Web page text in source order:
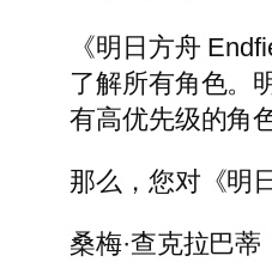
《明日方舟
了解所有角色。
有高优先级的角
那么，您对《明
桑梅·查克拉巴蒂